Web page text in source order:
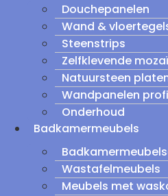
Douchepanelen
Wand &
Steenstrips
Zelfklevende
Natuursteen
Wandpanelen
Onderhoud
Badkamermeubels
Wastafelmeubels
Meubels met